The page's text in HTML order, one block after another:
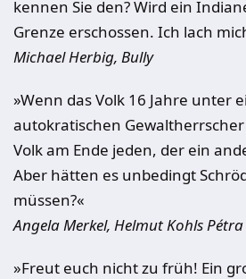
kennen Sie den? Wird ein
Grenze erschossen. Ich lach
Michael Herbig, Bully
»Wenn das Volk 16 Jahre unter
autokratischen
Volk am Ende jeden, der ein
Aber hätten es unbedingt
müssen?«
Angela Merkel, Helmut Kohls
»Freut euch nicht zu früh! Ein